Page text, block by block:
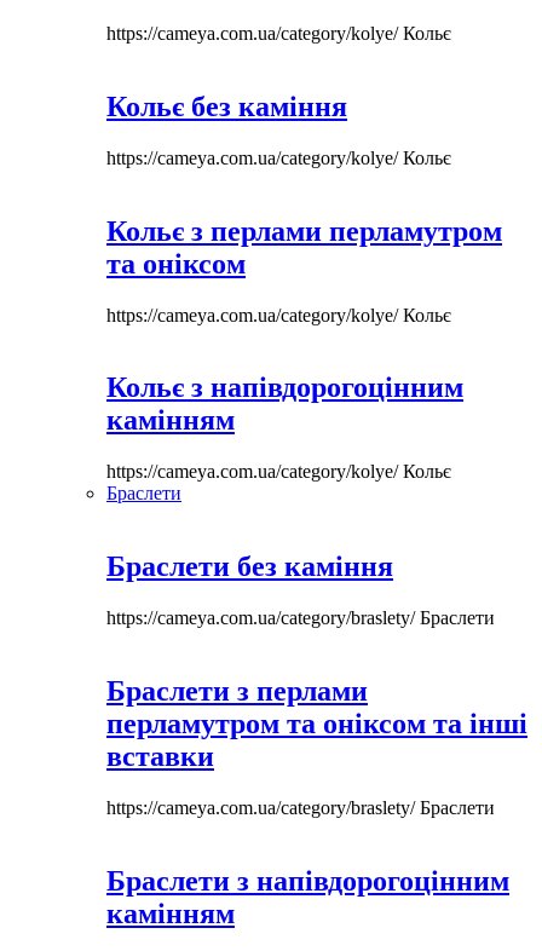
https://cameya.com.ua/category/kolye/Кольє
Кольє без каміння
https://cameya.com.ua/category/kolye/Кольє
Кольє з перлами перламутром
та оніксом
https://cameya.com.ua/category/kolye/Кольє
Кольє з напівдорогоцінним
камінням
https://cameya.com.ua/category/kolye/Кольє
Браслети
Браслети без каміння
https://cameya.com.ua/category/braslety/Браслети
Браслети з перлами
перламутром та оніксом та інші
вставки
https://cameya.com.ua/category/braslety/Браслети
Браслети з напівдорогоцінним
камінням